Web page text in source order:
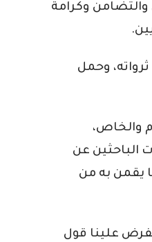
والتضامن وكرامة
وحمل
والخاص،
الباحثين عن
يقمن به من
يفرض علينا قول